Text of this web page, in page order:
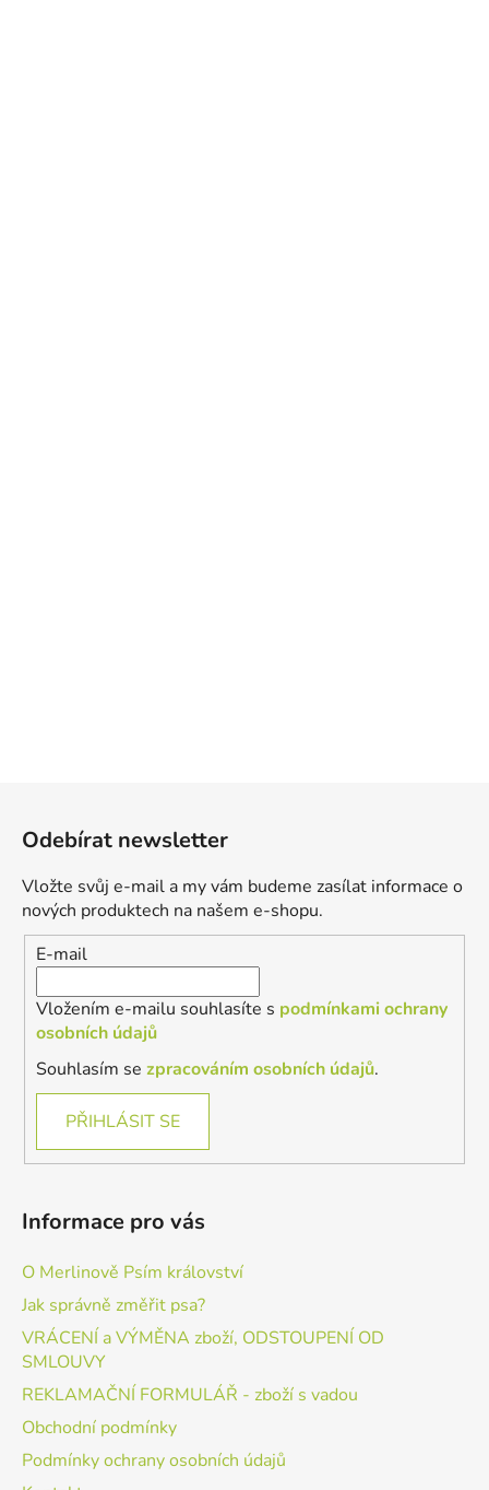
Odebírat newsletter
Vložte svůj e-mail a my vám budeme zasílat informace o
nových produktech na našem e-shopu.
E-mail
Vložením e-mailu souhlasíte s podmínkami ochrany
osobních údajů
Souhlasím se zpracováním osobních údajů.
PŘIHLÁSIT SE
Informace pro vás
O Merlinově Psím království
Jak správně změřit psa?
VRÁCENÍ a VÝMĚNA zboží, ODSTOUPENÍ OD
SMLOUVY
REKLAMAČNÍ FORMULÁŘ - zboží s vadou
Obchodní podmínky
Podmínky ochrany osobních údajů